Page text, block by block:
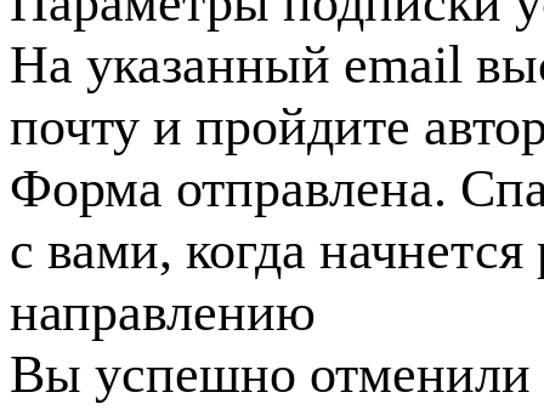
На указанный email
почту и пройдите
Форма отправлена.
с вами, когда
направлению
Вы успешно отменили